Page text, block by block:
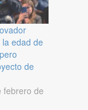
edad de
de
febrero de